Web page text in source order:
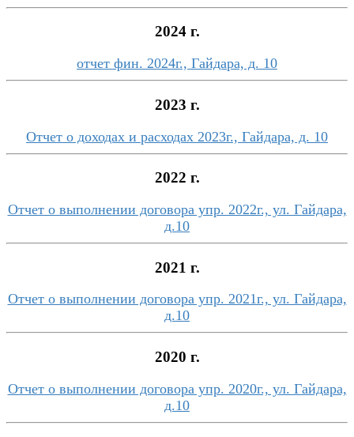
2024 г.
отчет фин. 2024г., Гайдара, д. 10
2023 г.
Отчет о доходах и расходах 2023г., Гайдара, д. 10
2022 г.
Отчет о выполнении договора упр. 2022г., ул. Гайдара,
д.10
2021 г.
Отчет о выполнении договора упр. 2021г., ул. Гайдара,
д.10
2020 г.
Отчет о выполнении договора упр. 2020г., ул. Гайдара,
д.10